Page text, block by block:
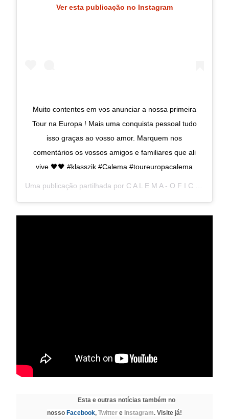
Ver esta publicação no Instagram
Muito contentes em vos anunciar a nossa primeira
Tour na Europa ! Mais uma conquista pessoal tudo
isso graças ao vosso amor. Marquem nos
comentários os vossos amigos e familiares que ali
vive 🖤🖤 #klasszik #Calema #toureuropacalema
Uma publicação partilhada por C A L E M A - O F I C I A L
Esta e outras notícias também no
nosso Facebook, Twitter e Instagram. Visite já!